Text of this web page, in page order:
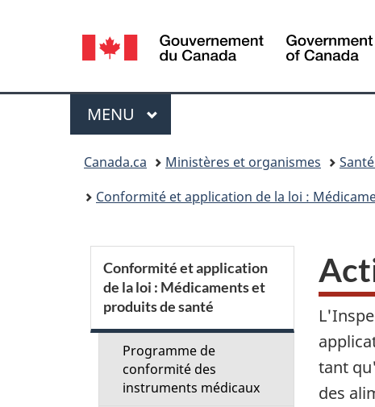
Sélection
de
la
langue
Menu
MENU PRINCIPAL
Canada.ca Ministères et organismes
Conformité et application de la loi :
tant
des
c
Conformité et application
de la loi : Médicaments et
produits de santé
Programme de
conformité des
instruments médicaux